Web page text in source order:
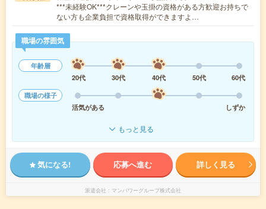
***未経験OK***クレーンや玉掛の資格がある方歓迎お持ちで
ない方も企業負担で資格取得ができますよ…
職場の雰囲気
年齢層
20代
30代 40代 50代
60代
職場の様子
活気がある
しずか
もっと見る
気になる! 応募へ進む 詳しく見る
派遣会社 マンパワーグループ株式会社